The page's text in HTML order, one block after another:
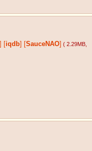
iqdb SauceNAO ( 2.29MB